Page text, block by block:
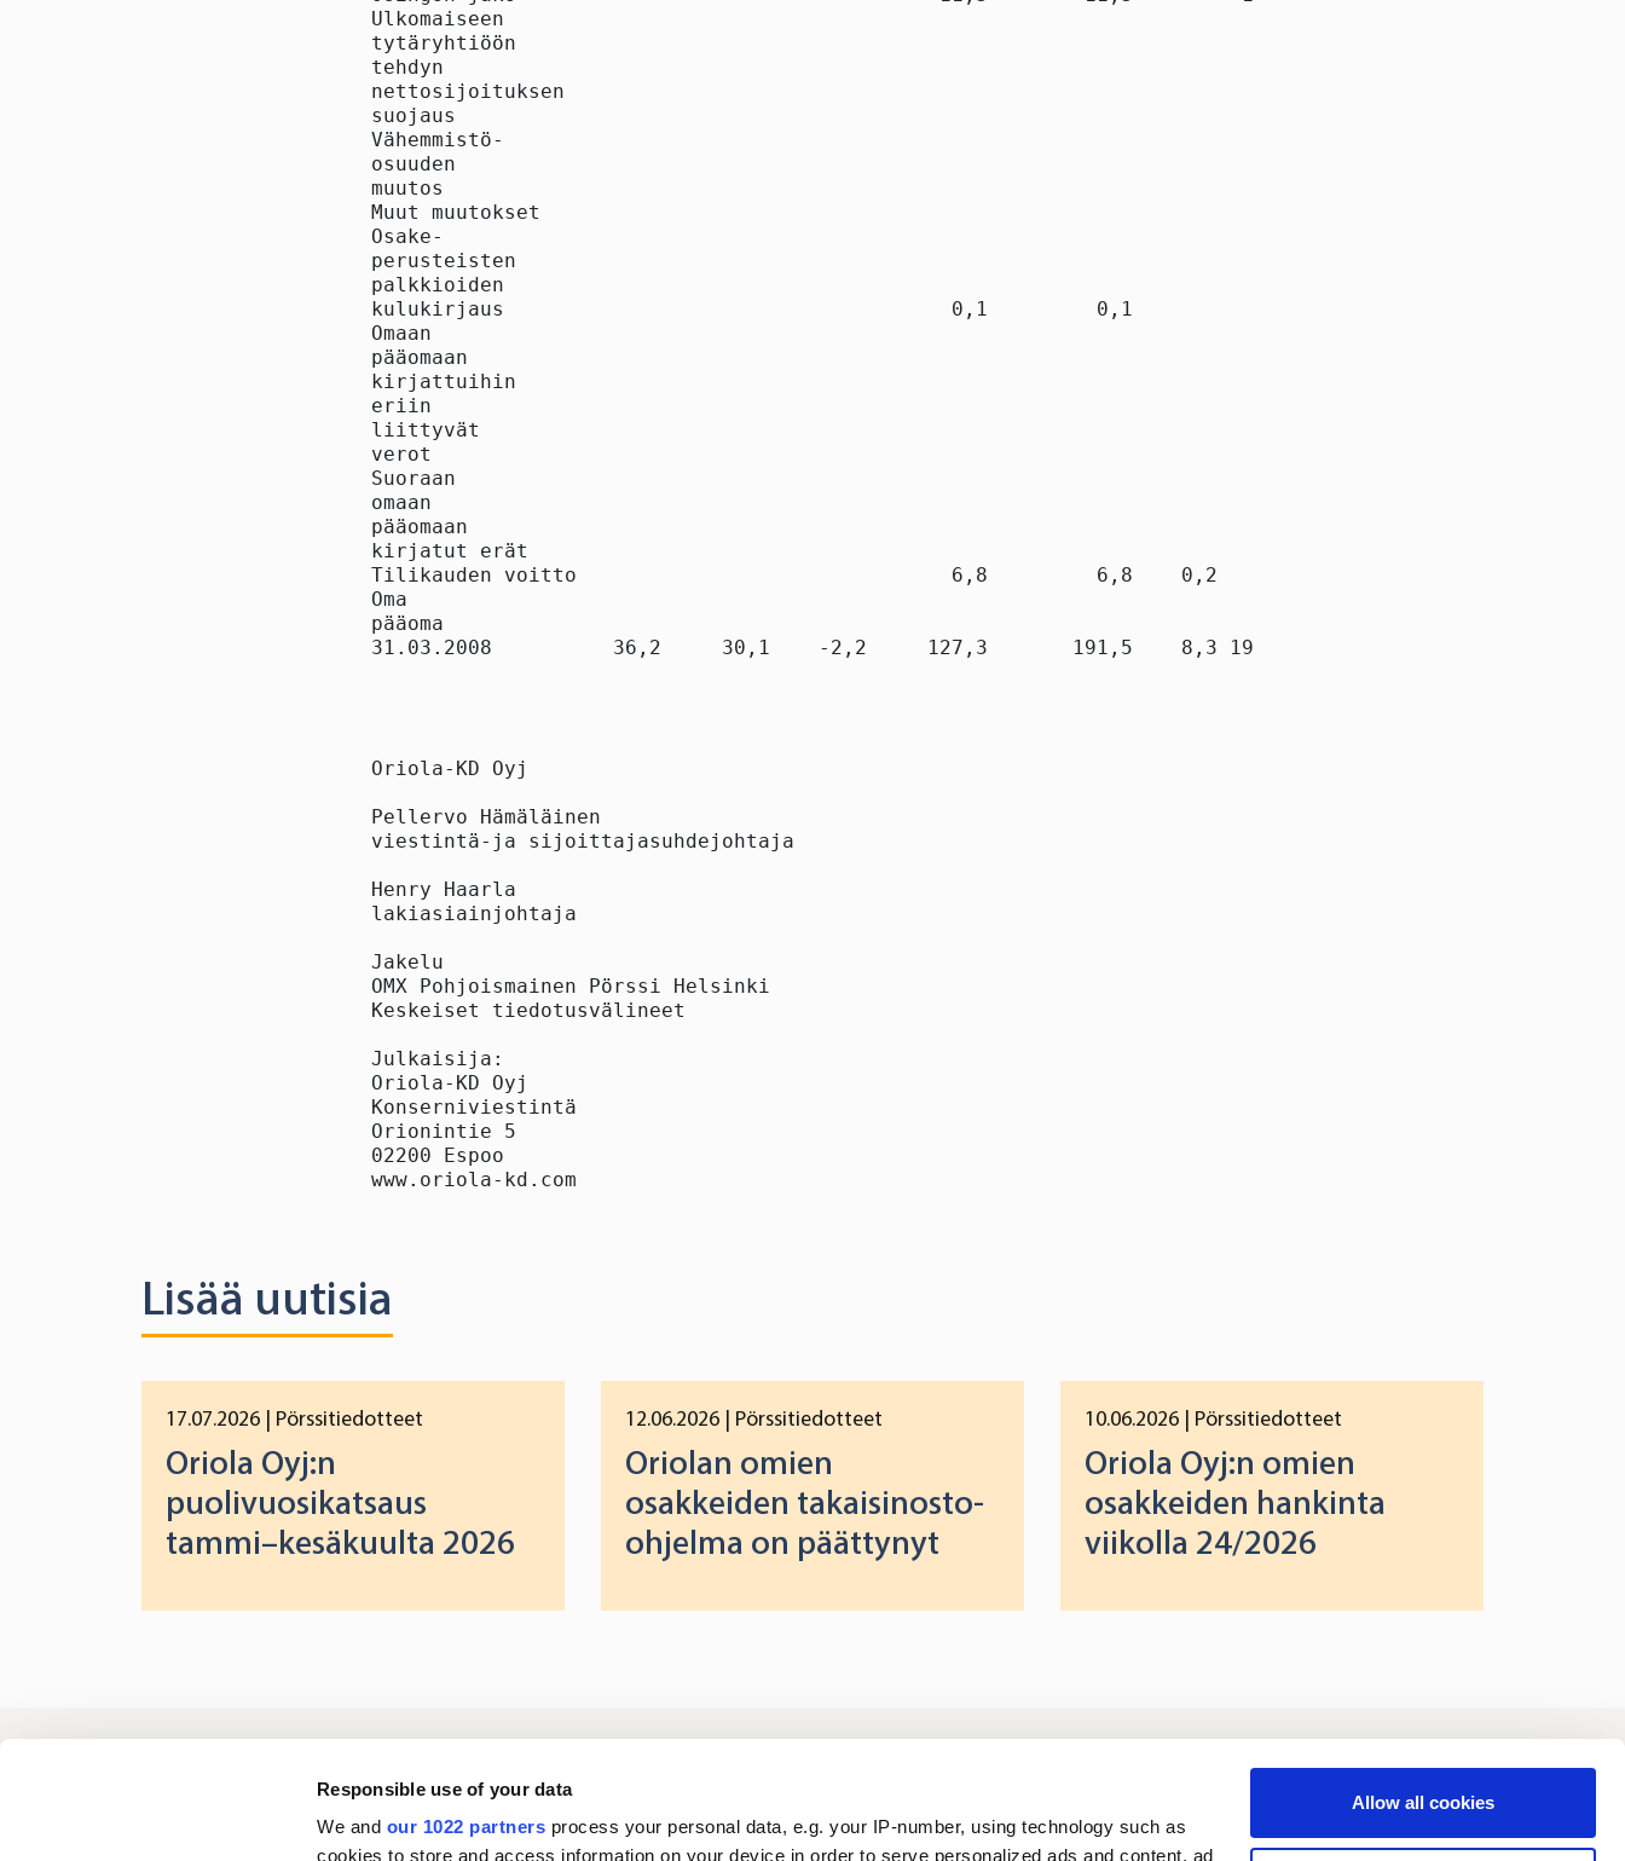
Responsible use of your data
We and our 1022 partners process your personal data, e.g. your IP-number, using technology such as
cookies to store and access information on your device in order to serve personalized ads and content, ad
Allow all cookies
Ulkomaiseen
tytäryhtiöön
tehdyn
nettosijoituksen
suojaus
Vähemmistö-
osuuden
muutos
Muut muutokset                                                           0,0
Osake-
perusteisten
palkkioiden
kulukirjaus                                     0,1         0,1          0,1
Omaan
pääomaan
kirjattuihin
eriin
liittyvät
verot
Suoraan
omaan
pääomaan
kirjatut erät
Tilikauden voitto                               6,8         6,8    0,2   6,9
Oma
pääoma
31.03.2008          36,2     30,1    -2,2     127,3       191,5    8,3 199,8
Oriola-KD Oyj
Pellervo Hämäläinen
viestintä-ja sijoittajasuhdejohtaja
Henry Haarla
lakiasiainjohtaja
Jakelu
OMX Pohjoismainen Pörssi Helsinki
Keskeiset tiedotusvälineet
Julkaisija:
Oriola-KD Oyj
Konserniviestintä
Orionintie 5
02200 Espoo
www.oriola-kd.com
Lisää uutisia
17.07.2026 | Pörssitiedotteet
Oriola Oyj:n
puolivuosikatsaus
tammi–kesäkuulta 2026
12.06.2026 | Pörssitiedotteet
Oriolan omien
osakkeiden takaisinosto-
ohjelma on päättynyt
10.06.2026 | Pörssitiedotteet
Oriola Oyj:n omien
osakkeiden hankinta
viikolla 24/2026
digipalveluihin